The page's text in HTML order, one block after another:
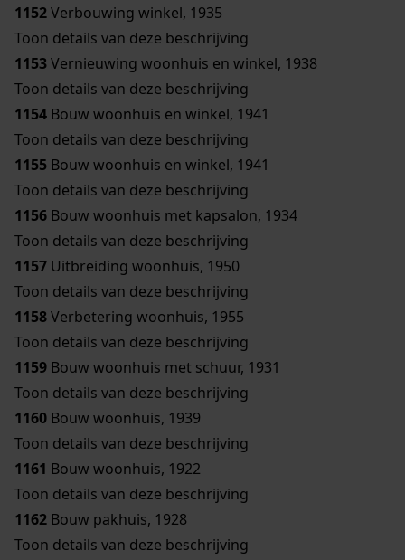
1152Verbouwing winkel, 1935
Toon details van deze beschrijving
1153Vernieuwing woonhuis en winkel, 1938
Toon details van deze beschrijving
1154 Bouw woonhuis en winkel, 1941
Toon details van deze beschrijving
1155 Bouw woonhuis en winkel, 1941
Toon details van deze beschrijving
1156 Bouw woonhuis met kapsalon, 1934
Toon details van deze beschrijving
1157 Uitbreiding woonhuis, 1950
Toon details van deze beschrijving
1158Verbetering woonhuis, 1955
Toon details van deze beschrijving
1159 Bouw woonhuis met schuur, 1931
Toon details van deze beschrijving
1160 Bouw woonhuis, 1939
Toon details van deze beschrijving
1161 Bouw woonhuis, 1922
Toon details van deze beschrijving
1162 Bouw pakhuis, 1928
Toon details van deze beschrijving